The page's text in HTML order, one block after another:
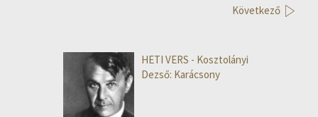
Következő
HETI VERS - Kosztolányi
Dezső: Karácsony